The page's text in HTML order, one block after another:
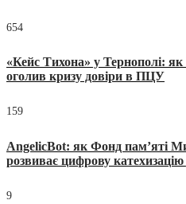
654
«Кейс Тихона» у Тернополі:
оголив кризу довіри в ПЦУ
159
AngelicBot: як Фонд пам’яті
розвиває цифрову катехизацію
9